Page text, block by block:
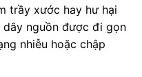
trầy xước hay hư hại
nguồn được đi gọn
nhiễu hoặc chập